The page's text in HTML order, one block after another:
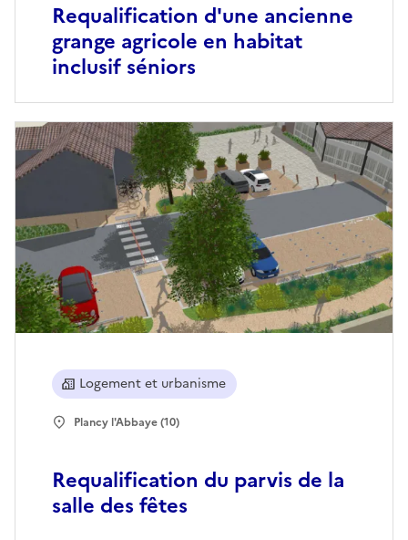
Requalification d'une ancienne
grange agricole en habitat
inclusif séniors
Requalification du parvis de la
salle des fêtes
Logement et urbanisme
Plancy l'Abbaye (10)